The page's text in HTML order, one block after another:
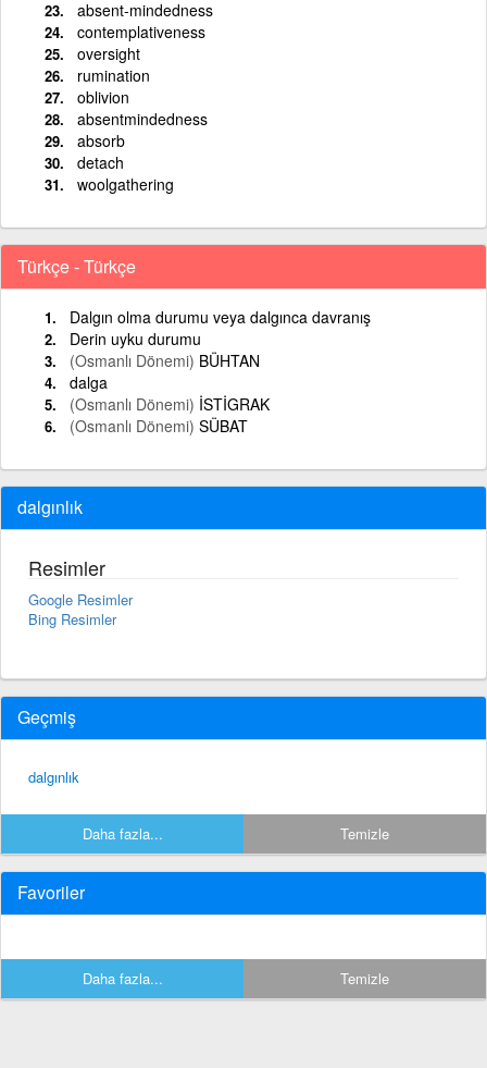
absent-mindedness
contemplativeness
oversight
rumination
oblivion
absentmindedness
absorb
detach
woolgathering
Türkçe - Türkçe
Dalgın olma durumu veya dalgınca davranış
Derin uyku durumu
(Osmanlı Dönemi) BÜHTAN
dalga
(Osmanlı Dönemi) İSTİGRAK
(Osmanlı Dönemi) SÜBAT
dalgınlık
Resimler
Google Resimler
Bing Resimler
Geçmiş
dalgınlık
Daha fazla... Temizle
Favoriler
Daha fazla... Temizle